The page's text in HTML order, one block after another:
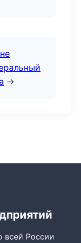
→
всей России